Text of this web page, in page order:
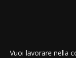
Vuoi lavorare nella